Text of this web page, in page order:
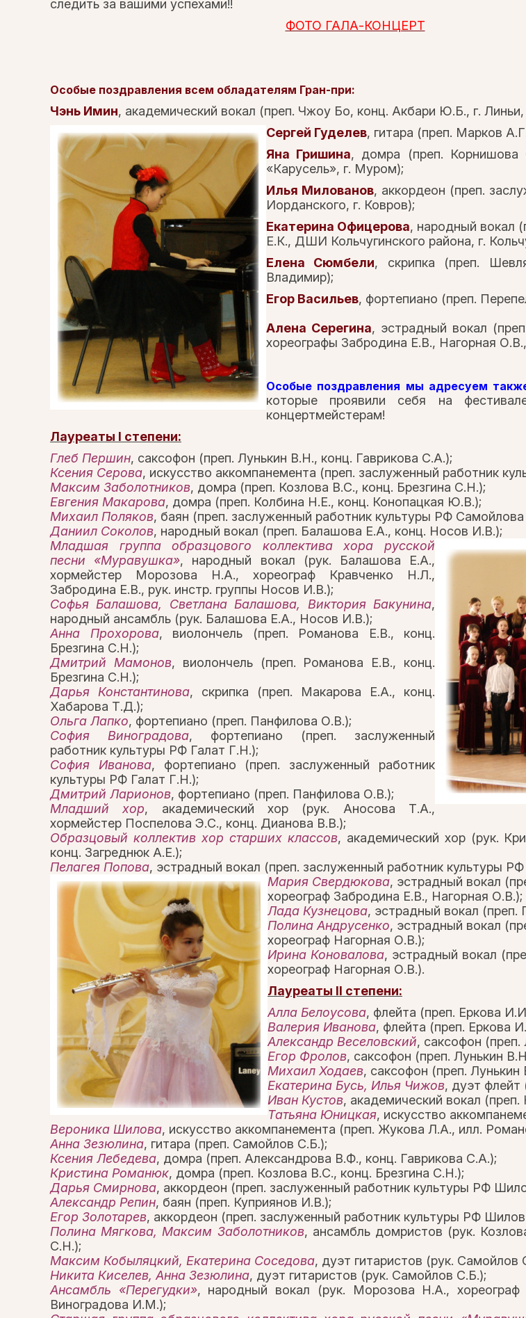
следить за вашими успехами!!
ФОТО ГАЛА-КОНЦЕРТ
Особые поздравления всем обладателям Гран-при:
Чэнь Имин, академический вокал (преп. Чжоу Бо, конц. Акбари Ю.Б., г.
Сергей Гуделев, гитара (преп. Марков
Яна Гришина, домра (преп. Корнишова
«Карусель», г. Муром);
Илья Милованов, аккордеон (преп.
Иорданского, г. Ковров);
Екатерина Офицерова, народный вокал
Е.К., ДШИ Кольчугинского района, г.
Елена Сюмбели, скрипка (преп.
Владимир);
Егор Васильев, фортепиано (преп.
Алена Серегина, эстрадный вокал
хореографы Забродина Е.В., Нагорная
Особые поздравления мы адресуем
которые проявили себя на
концертмейстерам!
Лауреаты I степени:
Глеб Першин, саксофон (преп. Лунькин В.Н., конц. Гаврикова С.А.);
Ксения Серова, искусство аккомпанемента (преп. заслуженный работник
Максим Заболотников, домра (преп. Козлова В.С., конц. Брезгина С.Н.);
Евгения Макарова, домра (преп. Колбина Н.Е., конц. Конопацкая Ю.В.);
Михаил Поляков, баян (преп. заслуженный работник культуры РФ Самойлова
Даниил Соколов, народный вокал (преп. Балашова Е.А., конц. Носов И.В.);
Младшая группа образцового коллектива хора русской
песни «Муравушка», народный вокал (рук. Балашова Е.А.,
хормейстер Морозова Н.А., хореограф Кравченко Н.Л.,
Забродина Е.В., рук. инстр. группы Носов И.В.);
Софья Балашова, Светлана Балашова, Виктория Бакунина,
народный ансамбль (рук. Балашова Е.А., Носов И.В.);
Анна Прохорова, виолончель (преп. Романова Е.В., конц.
Брезгина С.Н.);
Дмитрий Мамонов, виолончель (преп. Романова Е.В., конц.
Брезгина С.Н.);
Дарья Константинова, скрипка (преп. Макарова Е.А., конц.
Хабарова Т.Д.);
Ольга Лапко, фортепиано (преп. Панфилова О.В.);
София Виноградова, фортепиано (преп. заслуженный
работник культуры РФ Галат Г.Н.);
София Иванова, фортепиано (преп. заслуженный работник
культуры РФ Галат Г.Н.);
Дмитрий Ларионов, фортепиано (преп. Панфилова О.В.);
Младший хор, академический хор (рук. Аносова Т.А.,
хормейстер Поспелова Э.С., конц. Дианова В.В.);
Образцовый коллектив хор старших классов, академический хор (рук.
конц. Загреднюк А.Е.);
Пелагея Попова, эстрадный вокал (преп. заслуженный работник культуры
Мария Свердюкова, эстрадный вокал
хореограф Забродина Е.В., Нагорная О.В.);
Лада Кузнецова, эстрадный вокал (преп.
Полина Андрусенко, эстрадный вокал
хореограф Нагорная О.В.);
Ирина Коновалова, эстрадный вокал
хореограф Нагорная О.В.).
Лауреаты II степени:
Алла Белоусова, флейта (преп. Еркова
Валерия Иванова, флейта (преп. Еркова
Александр Веселовский, саксофон (преп.
Егор Фролов, саксофон (преп. Лунькин
Михаил Ходаев, саксофон (преп.
Екатерина Бусь, Илья Чижов, дуэт
Иван Кустов, академический вокал
Татьяна Юницкая, искусство
Вероника Шилова, искусство аккомпанемента (преп. Жукова Л.А., илл.
Анна Зезюлина, гитара (преп. Самойлов С.Б.);
Ксения Лебедева, домра (преп. Александрова В.Ф., конц. Гаврикова С.А.);
Кристина Романюк, домра (преп. Козлова В.С., конц. Брезгина С.Н.);
Дарья Смирнова, аккордеон (преп. заслуженный работник культуры РФ
Александр Репин, баян (преп. Куприянов И.В.);
Егор Золотарев, аккордеон (преп. заслуженный работник культуры РФ
Полина Мягкова, Максим Заболотников, ансамбль домристов (рук.
С.Н.);
Максим Кобыляцкий, Екатерина Соседова, дуэт гитаристов (рук. Самойлов
Никита Киселев, Анна Зезюлина, дуэт гитаристов (рук. Самойлов С.Б.);
Ансамбль «Перегудки», народный вокал (рук. Морозова Н.А., хореограф
Виноградова И.М.);